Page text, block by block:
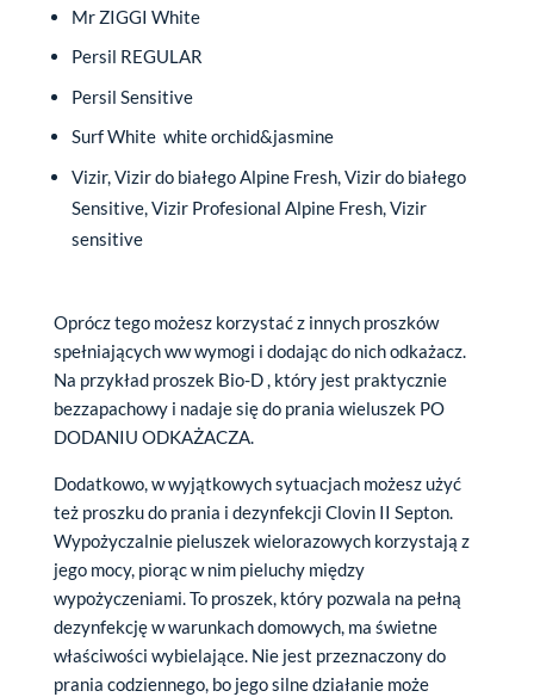
Mr ZIGGI White
Persil REGULAR
Persil Sensitive
Surf White white orchid&jasmine
Vizir, Vizir do białego Alpine Fresh, Vizir do białego
Sensitive, Vizir Profesional Alpine Fresh, Vizir
sensitive
Oprócz tego możesz korzystać z innych proszków
spełniających ww wymogi i dodając do nich odkażacz.
Na przykład proszek Bio-D , który jest praktycznie
bezzapachowy i nadaje się do prania wieluszek PO
DODANIU ODKAŻACZA.
Dodatkowo, w wyjątkowych sytuacjach możesz użyć
też proszku do prania i dezynfekcji Clovin II Septon.
Wypożyczalnie pieluszek wielorazowych korzystają z
jego mocy, piorąc w nim pieluchy między
wypożyczeniami. To proszek, który pozwala na pełną
dezynfekcję w warunkach domowych, ma świetne
właściwości wybielające. Nie jest przeznaczony do
prania codziennego, bo jego silne działanie może